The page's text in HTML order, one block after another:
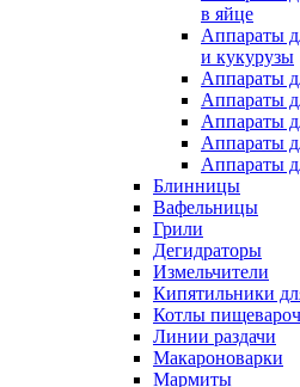
в яйце
Аппараты
и кукурузы
Аппараты
Аппараты
Аппараты
Аппараты
Аппараты
Блинницы
Вафельницы
Грили
Дегидраторы
Измельчители
Кипятильники
Котлы
Линии раздачи
Макароноварки
Мармиты